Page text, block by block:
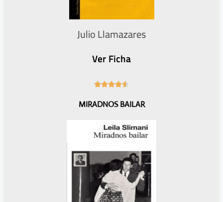
Julio Llamazares
Ver Ficha

6
5
MIRADNOS BAILAR